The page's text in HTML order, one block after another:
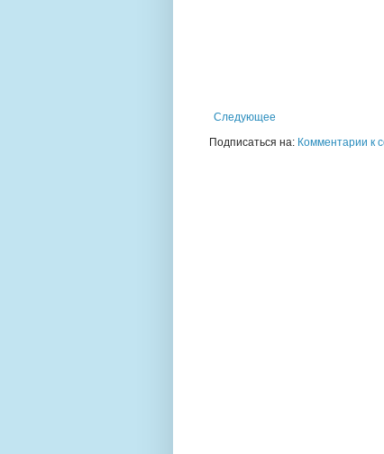
Следующее
Подписаться на: Комментарии к